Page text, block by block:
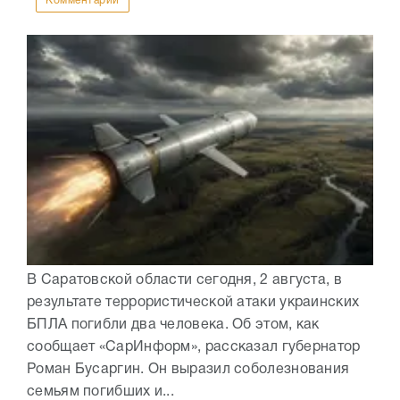
В Саратовской области сегодня, 2 августа, в
результате террористической атаки украинских
БПЛА погибли два человека. Об этом, как
сообщает «СарИнформ», рассказал губернатор
Роман Бусаргин. Он выразил соболезнования
семьям погибших и...